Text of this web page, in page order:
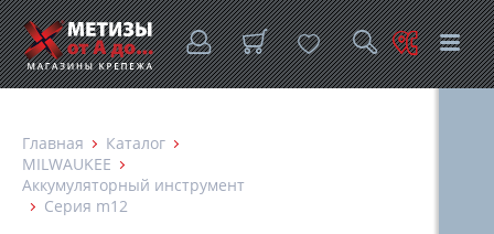
Главная
Каталог
MILWAUKEE
Аккумуляторный инструмент
Серия m12